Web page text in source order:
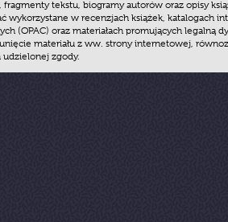
fragmenty tekstu, biogramy autorów oraz opisy
wykorzystane w recenzjach książek, katalogach
(OPAC) oraz materiałach promujących legalną
materiału z ww. strony internetowej,
zgody.